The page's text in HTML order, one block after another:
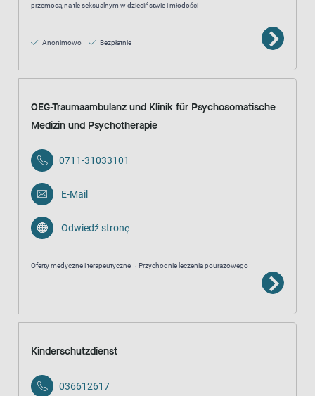
przemocą na tle seksualnym w dzieciństwie i młodości
Anonimowo Bezpłatnie
OEG-Traumaambulanz und Klinik für Psychosomatische
Medizin und Psychotherapie
0711-31033101
E-Mail
Odwiedź stronę
Oferty medyczne i terapeutyczne Przychodnie leczenia pourazowego
Kinderschutzdienst
036612617